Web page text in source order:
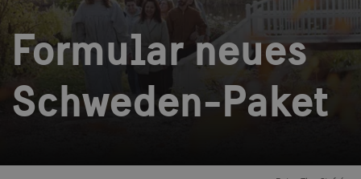
Formular neues
Schweden-Paket